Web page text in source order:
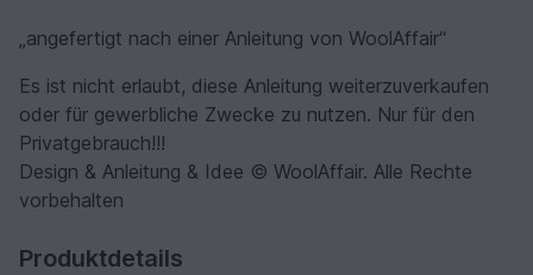
„angefertigt nach einer Anleitung von WoolAffair“
Es ist nicht erlaubt, diese Anleitung weiterzuverkaufen
oder für gewerbliche Zwecke zu nutzen. Nur für den
Privatgebrauch!!!
Design & Anleitung & Idee © WoolAffair. Alle Rechte
vorbehalten
Produktdetails